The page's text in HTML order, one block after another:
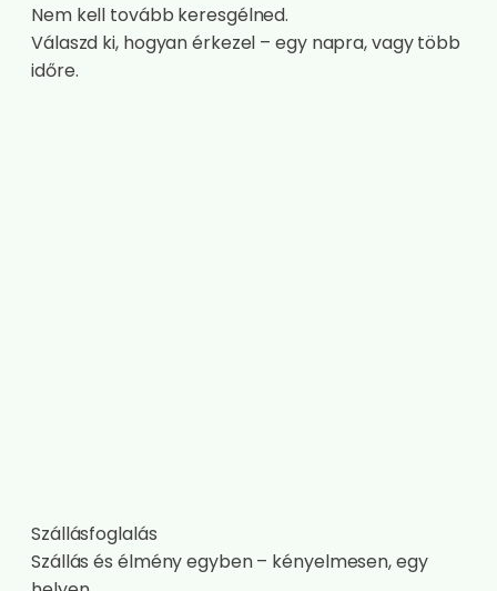
Nem kell tovább keresgélned.
Válaszd ki, hogyan érkezel – egy napra, vagy több
időre.
Szállásfoglalás
Szállás és élmény egyben – kényelmesen, egy